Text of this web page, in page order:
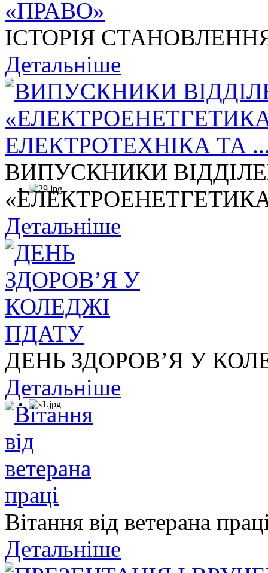
ІСТОРІЯ
Детальніше
ВИПУСКНИКИ
Детальніше
ДЕНЬ ЗДОРОВ’Я У
Детальніше
Вітання від ветерана
Детальніше